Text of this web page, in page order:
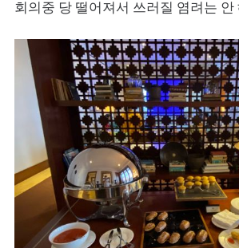
회의중 당 떨어져서 쓰러질 염려는